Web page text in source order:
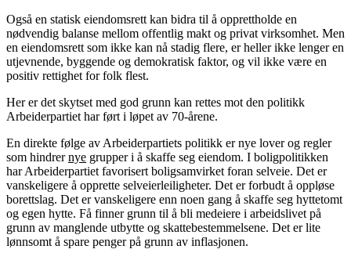
Også en statisk eiendomsrett kan bidra til å opprettholde en
nødvendig balanse mellom offentlig makt og privat virksomhet. Men
en eiendomsrett som ikke kan nå stadig flere, er heller ikke lenger en
utjevnende, byggende og demokratisk faktor, og vil ikke være en
positiv rettighet for folk flest.
Her er det skytset med god grunn kan rettes mot den politikk
Arbeiderpartiet har ført i løpet av 70-årene.
En direkte følge av Arbeiderpartiets politikk er nye lover og regler
som hindrernye grupper i å skaffe seg eiendom. I boligpolitikken
har Arbeiderpartiet favorisert boligsamvirket foran selveie. Det er
vanskeligere å opprette selveierleiligheter. Det er forbudt å oppløse
borettslag. Det er vanskeligere enn noen gang å skaffe seg hyttetomt
og egen hytte. Få finner grunn til å bli medeiere i arbeidslivet på
grunn av manglende utbytte og skattebestemmelsene. Det er lite
lønnsomt å spare penger på grunn av inflasjonen.